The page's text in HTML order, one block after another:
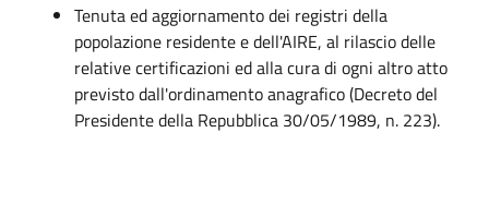
Tenuta ed aggiornamento dei registri della
popolazione residente e dell'AIRE, al rilascio delle
relative certificazioni ed alla cura di ogni altro atto
previsto dall'ordinamento anagrafico (Decreto del
Presidente della Repubblica 30/05/1989, n. 223).